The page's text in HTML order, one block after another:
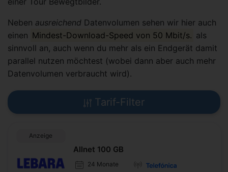
Neben ausreichend Datenvolumen sehen wir hier auch
einen Mindest-Download-Speed von 50 Mbit/s. als
sinnvoll an, auch wenn du mehr als ein Endgerät damit
parallel nutzen möchtest (wobei dann aber auch mehr
Datenvolumen verbraucht wird).
Tarif-Filter
Anzeige
Allnet 100 GB
24 Monate